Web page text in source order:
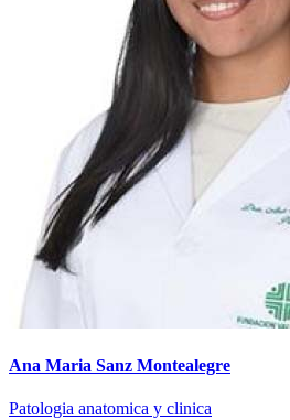
Ana Maria Sanz Montealegre
Patologia anatomica y clinica